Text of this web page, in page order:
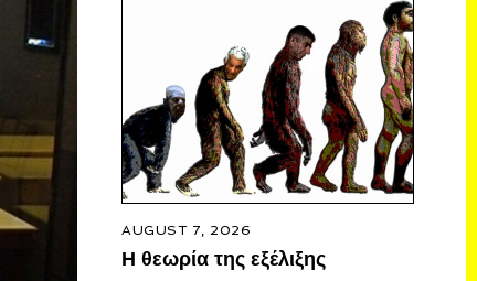
AUGUST 7, 2026
Η θεωρία της εξέλιξης